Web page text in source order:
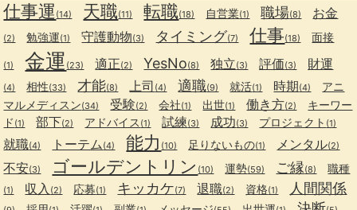
仕事運 (14) 天職(11) 転職(18) 自営業(1) 職場(8) お金
(2) 勉強運(1) 守護動物(3) タイミング(7) 仕事(18) 面接
(1) 金運 (23) 適正(2) YesNo(8) 独立(3) 評価(3) 財運
(4) 相性(33) 才能(8) 上司 (4) 適職(9) 就活(1) 時期(4)
アニ
マルメディスン(34) 受験(2) 会社(1) 出世(1) 働き方(2)
キーワー
ド (1) 部下(2) アドバイス (1) 試練(3) 成功(3) プロジェクト (1)
就職(4) トーテム(4) 能力 (10) 足りないもの(1) メンタル(2)
不安(3) ゴールデントリン (10) 運勢(59) ご縁(8) 職種
(1) 収入 (2) 応募(1) キッカケ(7) 退職(2) 資格(1) 人間関係